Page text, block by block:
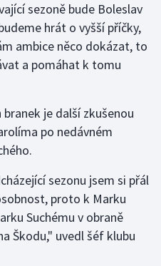
sezoně bude Boleslav
hrát o vyšší příčky,
ambice něco dokázat, to
a pomáhat k tomu
je další zkušenou
po nedávném
sezonu jsem si přál
proto k Marku
Suchému v obraně
Škodu," uvedl šéf klubu